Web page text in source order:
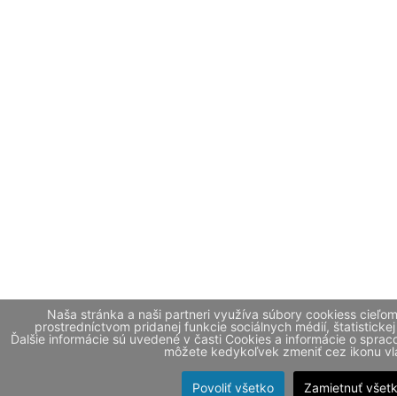
Naša stránka a naši partneri využíva súbory cookiess
prostredníctvom pridanej funkcie sociálnych médií,
Ďalšie informácie sú uvedené v časti Cookies a informácie o
môžete kedykoľvek zmeniť cez ikonu
Povoliť všetko Zamietnuť